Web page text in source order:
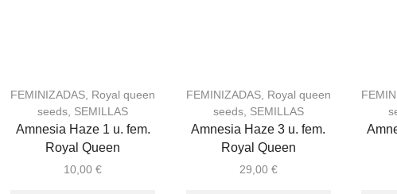
FEMINIZADAS Royal queen
seeds SEMILLAS
Amnesia Haze 1 u. fem.
Royal Queen
10,00€
FEMINIZADAS, Royal queen
seeds, SEMILLAS
Amnesia Haze 3 u. fem.
Royal Queen
29,00 €